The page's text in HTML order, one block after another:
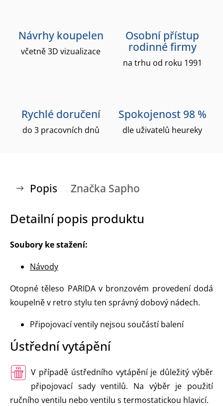
Návrhy koupelen
včetně 3D vizualizace
Osobní přístup
rodinné firmy
na trhu od roku 1991
Rychlé doručení
do 3 pracovních dnů
Spokojenost 98 %
dle uživatelů heureky
Popis Značka Sapho
Detailní popis produktu
Soubory ke stažení:
Návody
Otopné těleso PARIDA v bronzovém provedení dodá
koupelně v retro stylu ten správný dobový nádech.
Připojovací ventily nejsou součástí balení
Ústřední vytápění
V případě ústředního vytápění je důležitý výběr
připojovací sady ventilů. Na výběr je použití
ručního ventilu nebo ventilu s termostatickou hlavicí.